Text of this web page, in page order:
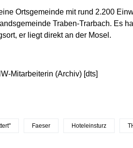
Ortsgemeinde mit rund 2.200
Traben-Trarbach. Es
er liegt direkt an der Mosel.
Mitarbeiterin (Archiv) [dts]
Faeser Hoteleinsturz